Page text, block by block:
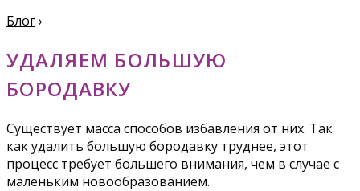
Блог›
УДАЛЯЕМ БОЛЬШУЮ
БОРОДАВКУ
Существует масса способов избавления от них. Так
как удалить большую бородавку труднее, этот
процесс требует большего внимания, чем в случае с
маленьким новообразованием.